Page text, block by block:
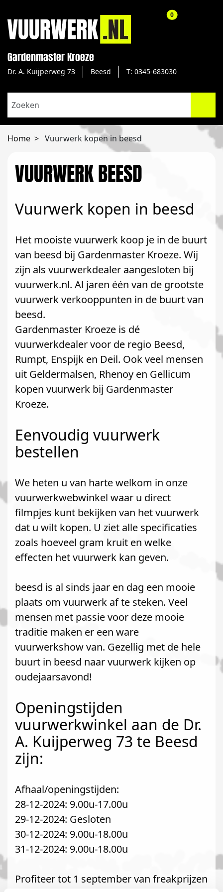
Gardenmaster Kroeze
Dr. A. Kuijperweg 73 Beesd T: 0345-683030
0aantal
Home Vuurwerk kopen in beesd
VUURWERK BEESD
Vuurwerk kopen in beesd
Het mooiste vuurwerk koop je in de buurt
van beesd bij Gardenmaster Kroeze. Wij
zijn als vuurwerkdealer aangesloten bij
vuurwerk.nl. Al jaren één van de grootste
vuurwerk verkooppunten in de buurt van
beesd.
Gardenmaster Kroeze is dé
vuurwerkdealer voor de regio Beesd,
Rumpt, Enspijk en Deil. Ook veel mensen
uit Geldermalsen, Rhenoy en Gellicum
kopen vuurwerk bij Gardenmaster
Kroeze.
Eenvoudig vuurwerk
bestellen
We heten u van harte welkom in onze
vuurwerkwebwinkel waar u direct
filmpjes kunt bekijken van het vuurwerk
dat u wilt kopen. U ziet alle specificaties
zoals hoeveel gram kruit en welke
effecten het vuurwerk kan geven.
beesd is al sinds jaar en dag een mooie
plaats om vuurwerk af te steken. Veel
mensen met passie voor deze mooie
traditie maken er een ware
vuurwerkshow van. Gezellig met de hele
buurt in beesd naar vuurwerk kijken op
oudejaarsavond!
Openingstijden
vuurwerkwinkel aan de Dr.
A. Kuijperweg 73 te Beesd
zijn:
Afhaal/openingstijden:
28-12-2024: 9.00u-17.00u
29-12-2024: Gesloten
30-12-2024: 9.00u-18.00u
31-12-2024: 9.00u-18.00u
Profiteer tot 1 september van freakprijzen